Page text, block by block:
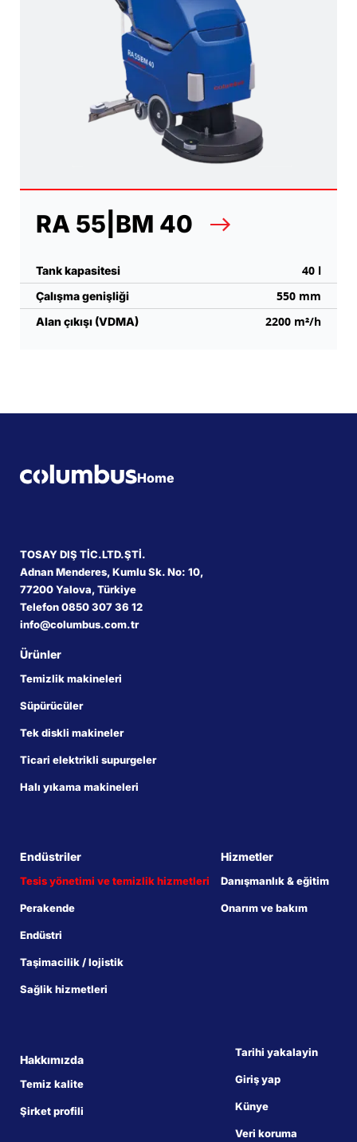
RA 55|BM 40
Tank kapasitesi 40 l
Çalışma genişliği 550 mm
Alan çıkışı (VDMA) 2200 m²/h
Home
TOSAY DIŞ TİC.LTD.ŞTİ.
Adnan Menderes, Kumlu Sk. No: 10,
77200 Yalova, Türkiye
Telefon 0850 307 36 12
info@columbus.com.tr
Ürünler
Temizlik makineleri
Süpürücüler
Tek diskli makineler
Ticari elektrikli supurgeler
Halı yıkama makineleri
Endüstriler
Tesis yönetimi ve temizlik hizmetleri
Perakende
Endüstri
Taşimacilik / lojistik
Sağlik hizmetleri
Hizmetler
Danışmanlık & eğitim
Onarım ve bakım
Hakkımızda
Temiz kalite
Şirket profili
Tarihi yakalayin
Giriş yap
Künye
Veri koruma